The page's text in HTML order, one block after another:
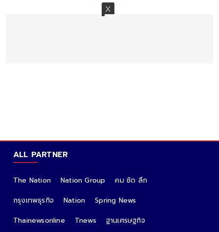
ALL PARTNER
The Nation Nation Group
คม ชัด ลึก
กรุงเทพธุรกิจ
Nation
Spring News
Thainewsonline
Tnews ฐานเศรษฐกิจ